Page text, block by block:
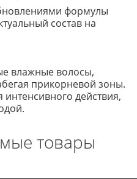
формулы
состав на
влажные волосы,
прикорневой зоны.
интенсивного действия,
товары